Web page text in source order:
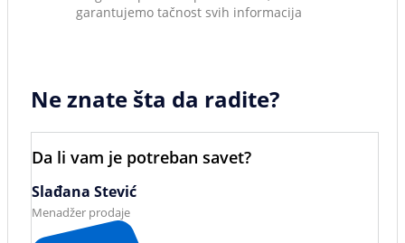
garantujemo tačnost svih informacija
Ne znate šta da radite?
Da li vam je potreban savet?
Slađana Stević
Menadžer prodaje